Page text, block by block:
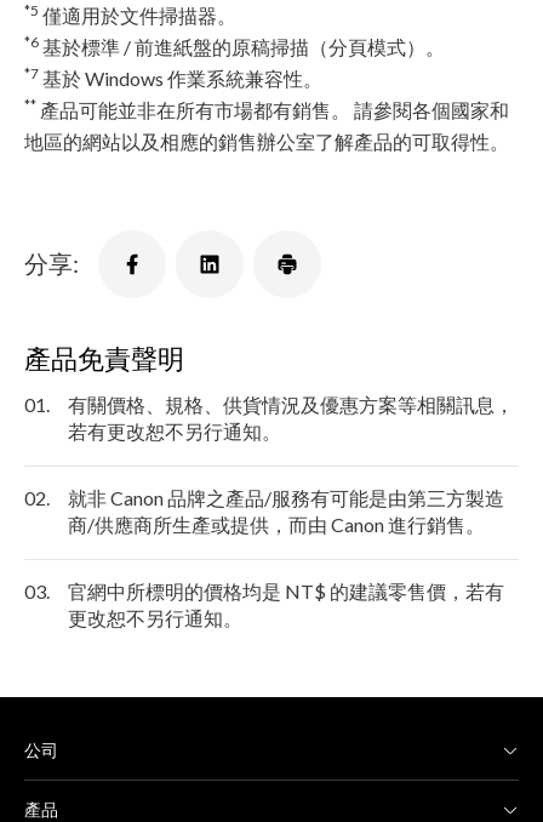
*5 僅適用於文件掃描器。
*6 基於標準 / 前進紙盤的原稿掃描（分頁模式）。
*7 基於 Windows 作業系統兼容性。
** 產品可能並非在所有市場都有銷售。 請參閱各個國家和
地區的網站以及相應的銷售辦公室了解產品的可取得性。
分享:
產品免責聲明
01.
有關價格、規格、供貨情況及優惠方案等相關訊息，
若有更改恕不另行通知。
02.
就非 Canon 品牌之產品/服務有可能是由第三方製造
商/供應商所生產或提供，而由 Canon 進行銷售。
03.
官網中所標明的價格均是 NT$ 的建議零售價，若有
更改恕不另行通知。
公司
產品